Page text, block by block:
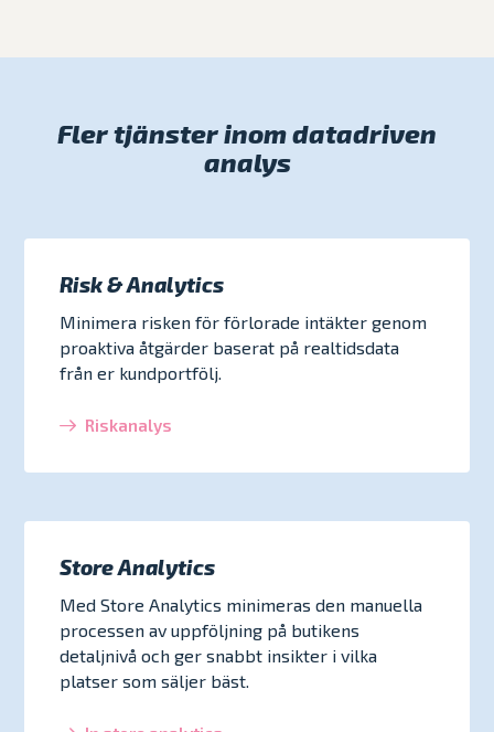
modellering av dessa. På så sätt hjälper vi
till att förbereda organisationer för
Fler tjänster inom datadriven
analys
Risk & Analytics
Minimera risken för förlorade intäkter genom
proaktiva åtgärder baserat på realtidsdata
från er kundportfölj.
Riskanalys
Store Analytics
Med Store Analytics minimeras den manuella
processen av uppföljning på butikens
detaljnivå och ger snabbt insikter i vilka
platser som säljer bäst.